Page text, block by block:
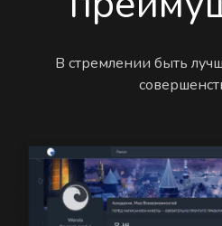
В стремлении быть